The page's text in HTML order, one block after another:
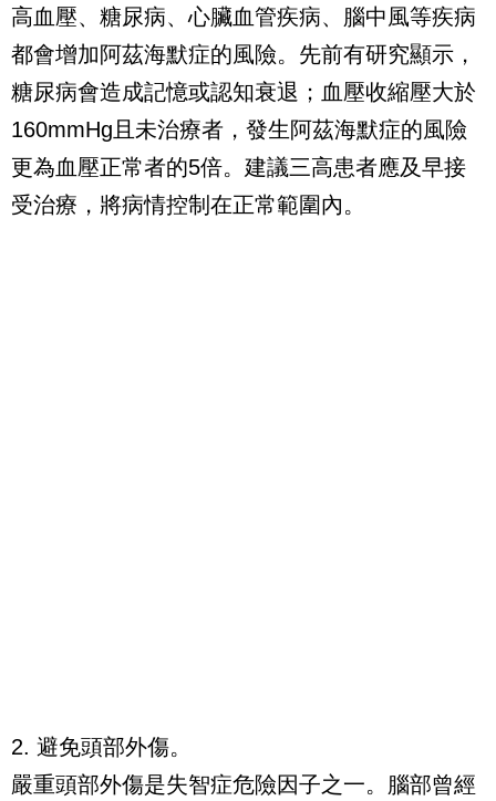
高血壓、糖尿病、心臟血管疾病、腦中風等疾病
都會增加阿茲海默症的風險。先前有研究顯示，
糖尿病會造成記憶或認知衰退；血壓收縮壓大於
160mmHg且未治療者，發生阿茲海默症的風險
更為血壓正常者的5倍。建議三高患者應及早接
受治療，將病情控制在正常範圍內。
2. 避免頭部外傷。
嚴重頭部外傷是失智症危險因子之一。腦部曾經